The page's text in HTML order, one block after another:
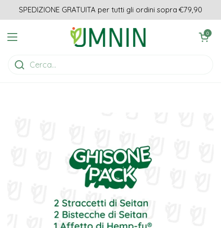
Passa ai contenuti
SPEDIZIONE GRATUITA per tutti gli ordini sopra €79,90
Apri menu
Apri carrello
0